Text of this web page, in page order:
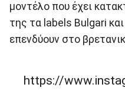
μοντέλο που έχει
της τα labels Bulgari
επενδύουν στο
https://